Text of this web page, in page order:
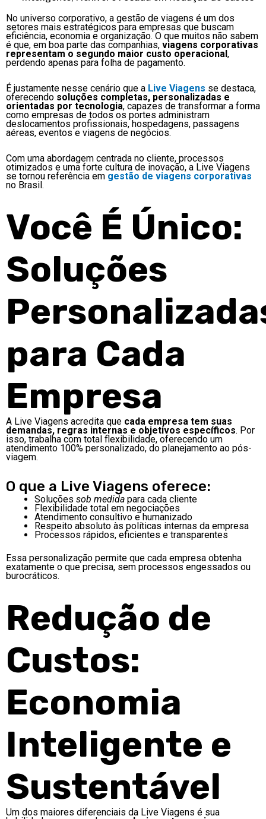
No universo corporativo, a gestão de viagens é um dos
setores mais estratégicos para empresas que buscam
eficiência, economia e organização. O que muitos não sabem
é que, em boa parte das companhias, viagens corporativas
representam o segundo maior custo operacional,
perdendo apenas para folha de pagamento.
É justamente nesse cenário que a Live Viagens se destaca,
oferecendo soluções completas, personalizadas e
orientadas por tecnologia, capazes de transformar a forma
como empresas de todos os portes administram
deslocamentos profissionais, hospedagens, passagens
aéreas, eventos e viagens de negócios.
Com uma abordagem centrada no cliente, processos
otimizados e uma forte cultura de inovação, a Live Viagens
se tornou referência em gestão de viagens corporativas
no Brasil.
Você É Único:
Soluções
para Cada
Empresa
A Live Viagens acredita que cada empresa tem suas
demandas, regras internas e objetivos específicos. Por
isso, trabalha com total flexibilidade, oferecendo um
atendimento 100% personalizado, do planejamento ao pós-
viagem.
O que a Live Viagens oferece:
Soluções sob medida para cada cliente
Flexibilidade total em negociações
Atendimento consultivo e humanizado
Respeito absoluto às políticas internas da empresa
Processos rápidos, eficientes e transparentes
Essa personalização permite que cada empresa obtenha
exatamente o que precisa, sem processos engessados ou
burocráticos.
Redução de
Custos:
Economia
Inteligente e
Sustentável
Um dos maiores diferenciais da Live Viagens é sua